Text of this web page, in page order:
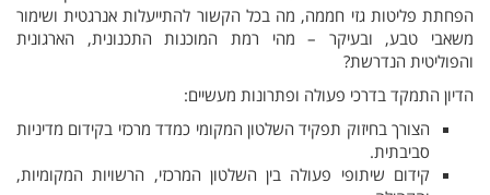
הפחתת פליטות גזי חממה, מה בכל הקשור להתייעלות אנרגטית ושימור
משאבי טבע, ובעיקר – מהי רמת המוכנות התכנונית, הארגונית
והפוליטית הנדרשת?
הדיון התמקד בדרכי פעולה ופתרונות מעשיים:
הצורך בחיזוק תפקיד השלטון המקומי כמדד מרכזי בקידום מדיניות
סביבתית.
קידום שיתופי פעולה בין השלטון המרכזי, הרשויות המקומיות,